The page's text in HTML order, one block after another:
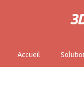
Accueil